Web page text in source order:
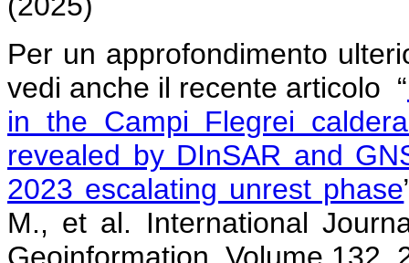
Per un approfondimento
vedi anche il recente articolo “
in the Campi Flegrei
revealed by DInSAR and
2023 escalating unrest phase
M., et al. International